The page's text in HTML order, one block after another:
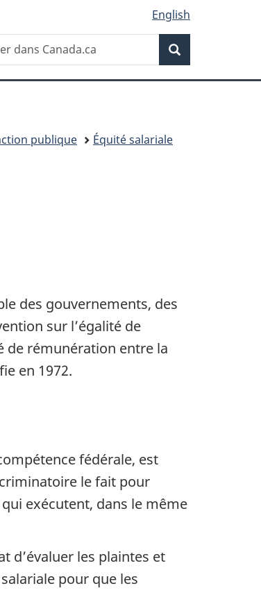
English
publique Équité salariale
des gouvernements, des
sur l’égalité de
de rémunération entre la
en 1972.
fédérale, est
le fait pour
exécutent, dans le même
d’évaluer les plaintes et
pour que les